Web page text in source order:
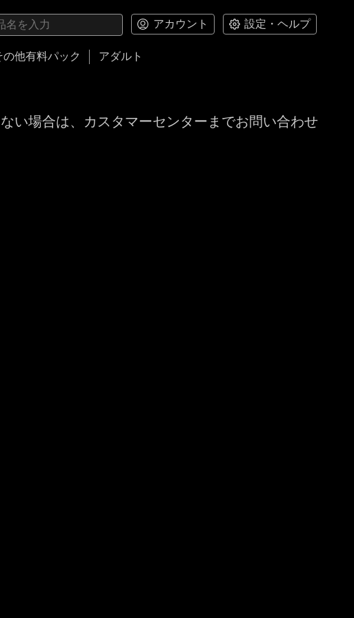
アカウント 設定・ヘルプ
の他有料パック アダルト
い場合は、カスタマーセンターまでお問い合わせ